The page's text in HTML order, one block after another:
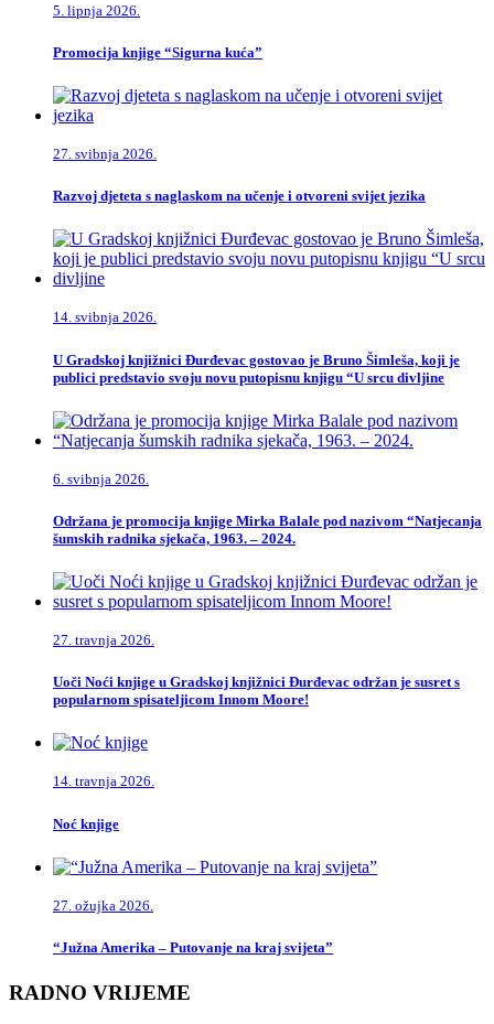
5. lipnja 2026.
Promocija knjige “Sigurna kuća”
27. svibnja 2026.
Razvoj djeteta s naglaskom na učenje i otvoreni svijet jezika
14. svibnja 2026.
U Gradskoj knjižnici Đurđevac gostovao je Bruno Šimleša, koji je
publici predstavio svoju novu putopisnu knjigu “U srcu divljine
6. svibnja 2026.
Održana je promocija knjige Mirka Balale pod nazivom “Natjecanja
šumskih radnika sjekača, 1963. – 2024.
27. travnja 2026.
Uoči Noći knjige u Gradskoj knjižnici Đurđevac održan je susret s
popularnom spisateljicom Innom Moore!
14. travnja 2026.
Noć knjige
27. ožujka 2026.
“Južna Amerika – Putovanje na kraj svijeta”
RADNO VRIJEME